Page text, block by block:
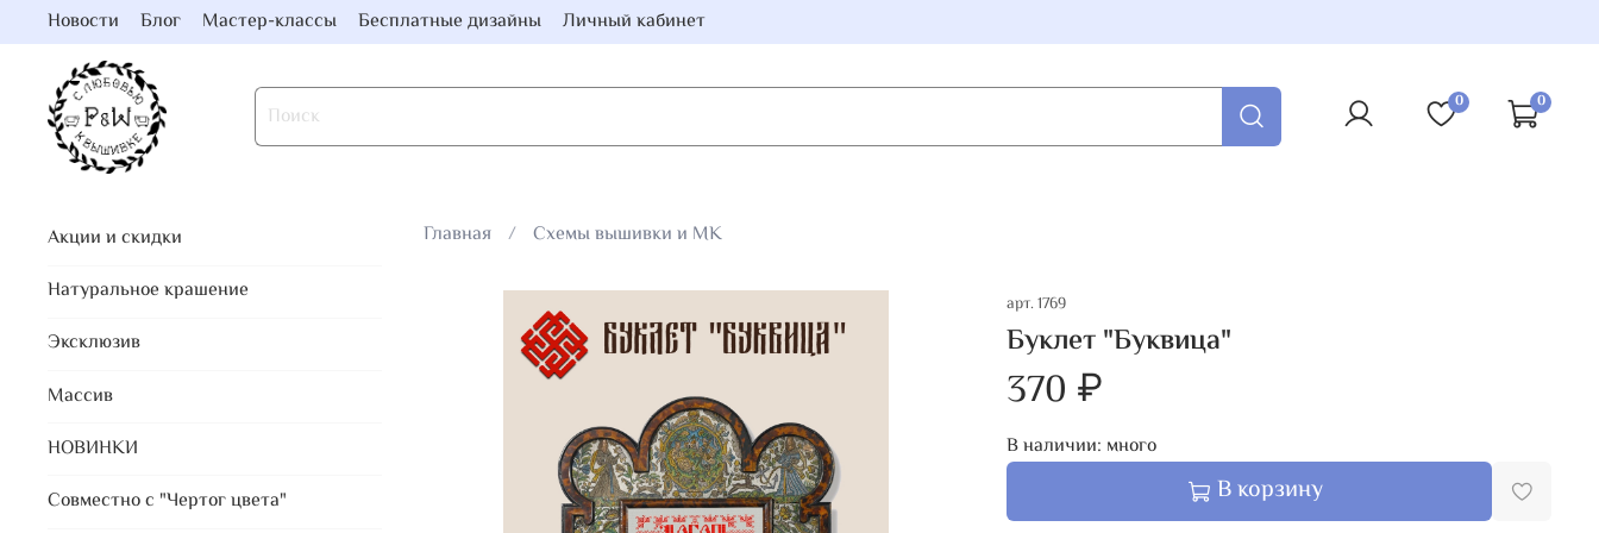
Новости Блог Мастер-классы Бесплатные дизайны Личный кабинет
0 0
Главная Схемы вышивки и МК
арт.1769
Буклет "Буквица"
370 ₽
В наличии: много
В корзину
Акции и скидки
Натуральное крашение
Эксклюзив
Массив
НОВИНКИ
Совместно с "Чертог цвета"